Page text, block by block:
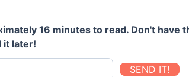
16 minutes to read. Don't have
it later!
SEND IT!